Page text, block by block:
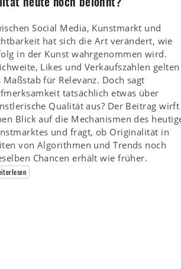
Social Media, Kunstmarkt und
hat sich die Art verändert, wie
in der Kunst wahrgenommen wird.
Likes und Verkaufszahlen
Maßstab für Relevanz. Doch sagt
tatsächlich etwas über
Qualität aus? Der Beitrag wirft
Blick auf die Mechanismen des
und fragt, ob Originalität in
von Algorithmen und Trends noch
Chancen erhält wie früher.